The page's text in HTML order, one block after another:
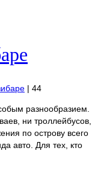
| 44
разнообразием.
ни троллейбусов,
по острову всего
авто. Для тех, кто